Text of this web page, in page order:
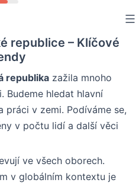
republice – Klíčové
republika zažila mnoho
Budeme hledat hlavní
v zemi. Podíváme se,
v počtu lidí a další věci
ve všech oborech.
v globálním kontextu je